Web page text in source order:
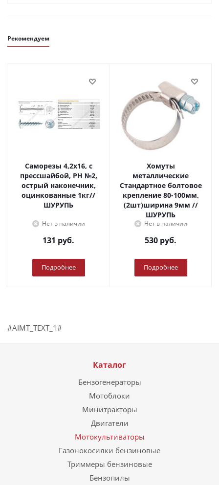
Рекомендуем
Саморезы 4,2х16, с
прессшайбой, PH №2,
острый наконечник,
оцинкованные 1кг//
ШУРУПЬ
Нет в наличии
131 руб.
Подробнее
Хомуты
металлические
Стандартное болтовое
крепление 80-100мм,
(2шт)ширина 9мм //
ШУРУПЬ
Нет в наличии
530 руб.
Подробнее
#AIMT_TEXT_1#
Каталог
Бензогенераторы
Мотоблоки
Минитракторы
Двигатели
Мотокультиваторы
Газонокосилки бензиновые
Триммеры бензиновые
Бензопилы